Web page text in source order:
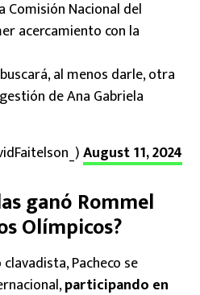
Nacional del
acercamiento con la
al menos darle, otra
de Ana Gabriela
August 11, 2024
ganó Rommel
Olímpicos?
Pacheco se
participando en